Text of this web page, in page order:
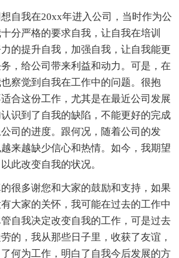
自我在20xx年进入公司，当时作为公
分严格的要求自我，让自我在培训
的提升自我，加强自我，让自我能更
，给公司带来利益和动力。可是，在
察觉到自我在工作中的问题。很抱
合这份工作，尤其是在最近公司发展
识到了自我的缺陷，不能更好的完成
司的进度。跟何况，随着公司的发
来越缺少信心和热情。如今，我期望
此改变自我的状况。
很多谢您和大家的鼓励和支持，如果
大家的关怀，我可能在过去的工作中
自我决定改变自我的工作，可是过去
的，我从那些日子里，收获了友谊，
何为工作，明白了自我今后发展的方